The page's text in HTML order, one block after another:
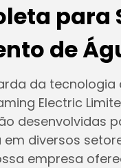
para
de
da
Electric
desenvolvidas
diversos
empresa